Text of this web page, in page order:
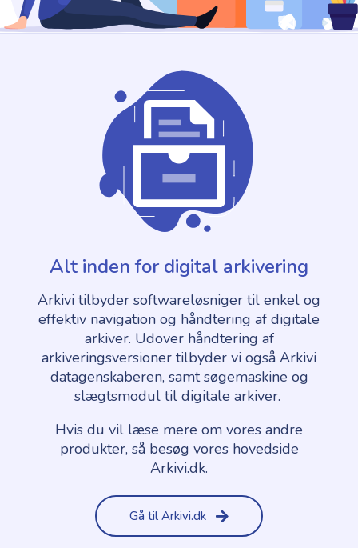
Alt inden for digital arkivering​
Arkivi tilbyder softwareløsniger til enkel og
effektiv navigation og håndtering af digitale
arkiver. Udover håndtering af
arkiveringsversioner tilbyder vi også Arkivi
datagenskaberen, samt søgemaskine og
slægtsmodul til digitale arkiver.
Hvis du vil læse mere om vores andre
produkter, så besøg vores hovedside
Arkivi.dk.
Gå til Arkivi.dk